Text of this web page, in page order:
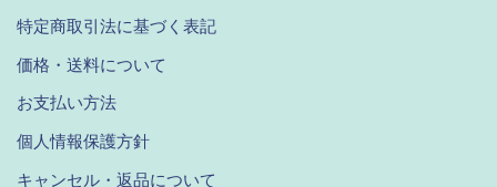
特定商取引法に基づく表記
価格・送料について
お支払い方法
個人情報保護方針
キャンセル・返品について